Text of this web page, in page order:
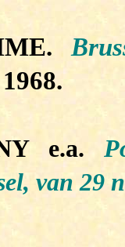
e.a.
van 29